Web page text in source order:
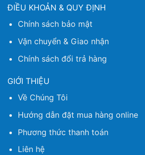
ĐIỀU KHOẢN & QUY ĐỊNH
Chính sách bảo mật
Vận chuyển & Giao nhận
Chính sách đổi trả hàng
GIỚI THIỆU
Về Chúng Tôi
Hướng dẫn đặt mua hàng online
Phương thức thanh toán
Liên hệ